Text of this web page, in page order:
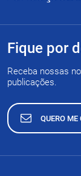
Fique por
Receba nossas
publicações.
QUERO